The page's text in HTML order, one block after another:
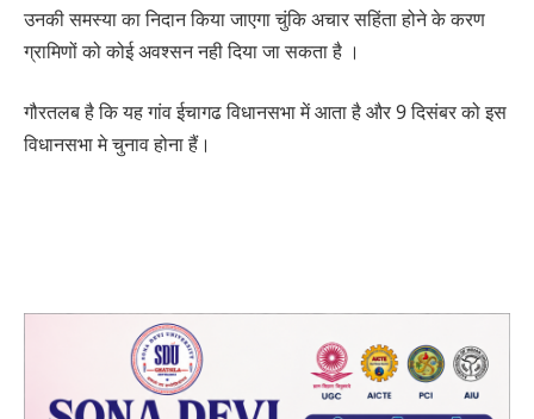
उनकी समस्या का निदान किया जाएगा चुंकि अचार सहिंता होने के करण
ग्रामिणों को कोई अवश्सन नही दिया जा सकता है ।
गौरतलब है कि यह गांव ईचागढ विधानसभा में आता है और 9 दिसंबर को इस
विधानसभा मे चुनाव होना हैं।